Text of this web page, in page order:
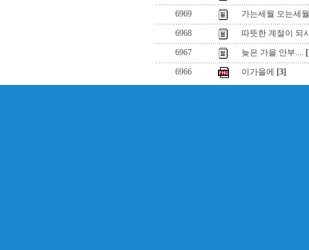
6969
가는세월 오는세
6968
따뜻한 계절이 되
6967
늦은 가을 안부....
6966
이가을에 [3]